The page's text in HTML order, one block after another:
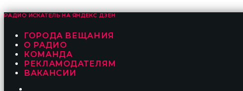
РАДИО ИСКАТЕЛЬ НА ЯНДЕКС ДЗЕН
ГОРОДА ВЕЩАНИЯ
О РАДИО
КОМАНДА
РЕКЛАМОДАТЕЛЯМ
ВАКАНСИИ